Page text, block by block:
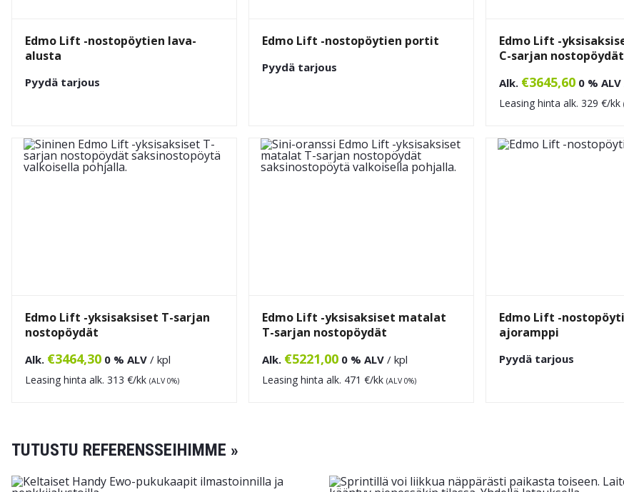
Edmo Lift -nostopöytien lava-
alusta
Pyydä tarjous
Edmo Lift -nostopöytien portit
Pyydä tarjous
Edmo Lift -
C-sarjan nostopöydät
Alk. €3645,60 0 % ALV
Leasing hinta alk. 329 €/kk
Edmo Lift -yksisaksiset T-sarjan
nostopöydät
Alk. €3464,30 0 % ALV / kpl
Leasing hinta alk. 313 €/kk (ALV 0%)
Edmo Lift -yksisaksiset matalat
T-sarjan nostopöydät
Alk. €5221,00 0 % ALV / kpl
Leasing hinta alk. 471 €/kk (ALV 0%)
Edmo Lift -
ajoramppi
Pyydä tarjous
TUTUSTU REFERENSSEIHIMME »